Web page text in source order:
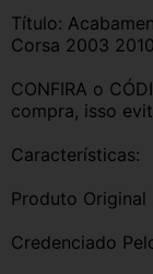
Título:
Corsa 2003 2010
CONFIRA o
compra, isso
Características:
Produto Original
Credenciado